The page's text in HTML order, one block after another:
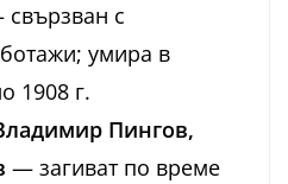
с
умира в
1908 г.
Пингов,
— загиват по време